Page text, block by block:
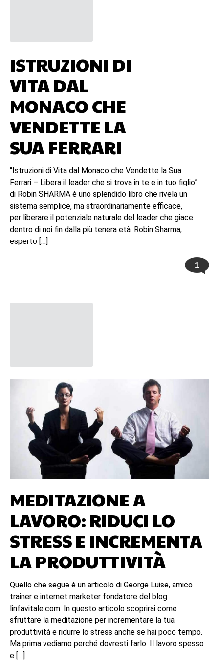
ISTRUZIONI DI
VITA DAL
MONACO CHE
VENDETTE LA
SUA FERRARI
“Istruzioni di Vita dal Monaco che Vendette la Sua
Ferrari – Libera il leader che si trova in te e in tuo figlio”
di Robin SHARMA è uno splendido libro che rivela un
sistema semplice, ma straordinariamente efficace,
per liberare il potenziale naturale del leader che giace
dentro di noi fin dalla più tenera età. Robin Sharma,
esperto […]
1
MEDITAZIONE A
LAVORO: RIDUCI LO
STRESS E INCREMENTA
LA PRODUTTIVITÀ
Quello che segue è un articolo di George Luise, amico
trainer e internet marketer fondatore del blog
linfavitale.com. In questo articolo scoprirai come
sfruttare la meditazione per incrementare la tua
produttività e ridurre lo stress anche se hai poco tempo.
Ma prima vediamo perché dovresti farlo. Il lavoro spesso
e […]